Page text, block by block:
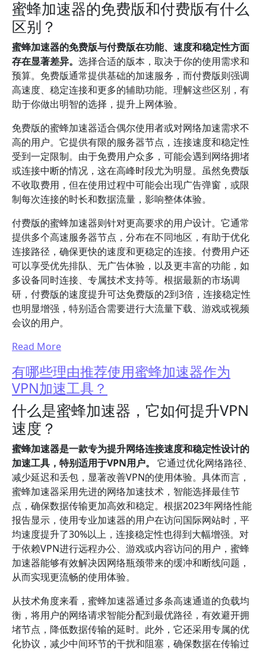
蜜蜂加速器的免费版和付费版有什么
区别？
蜜蜂加速器的免费版与付费版在功能、速度和稳定性方面
存在显著差异。 选择合适的版本，取决于你的使用需求和
预算。免费版通常提供基础的加速服务，而付费版则强调
高速度、稳定连接和更多的辅助功能。理解这些区别，有
助于你做出明智的选择，提升上网体验。
免费版的蜜蜂加速器适合偶尔使用者或对网络加速需求不
高的用户。它提供有限的服务器节点，连接速度和稳定性
受到一定限制。由于免费用户众多，可能会遇到网络拥堵
或连接中断的情况，这在高峰时段尤为明显。虽然免费版
不收取费用，但在使用过程中可能会出现广告弹窗，或限
制每次连接的时长和数据流量，影响整体体验。
付费版的蜜蜂加速器则针对更高要求的用户设计。它通常
提供多个高速服务器节点，分布在不同地区，有助于优化
连接路径，确保更快的速度和更稳定的连接。付费用户还
可以享受优先排队、无广告体验，以及更丰富的功能，如
多设备同时连接、专属技术支持等。根据最新的市场调
研，付费版的速度提升可达免费版的2到3倍，连接稳定性
也明显增强，特别适合需要进行大流量下载、游戏或视频
会议的用户。
Read More
有哪些理由推荐使用蜜蜂加速器作为
VPN加速工具？
什么是蜜蜂加速器，它如何提升VPN
速度？
蜜蜂加速器是一款专为提升网络连接速度和稳定性设计的
加速工具，特别适用于VPN用户。
它通过优化网络路径、
减少延迟和丢包，显著改善VPN的使用体验。具体而言，
蜜蜂加速器采用先进的网络加速技术，智能选择最佳节
点，确保数据传输更加高效和稳定。根据2023年网络性能
报告显示，使用专业加速器的用户在访问国际网站时，平
均速度提升了30%以上，连接稳定性也得到大幅增强。对
于依赖VPN进行远程办公、游戏或内容访问的用户，蜜蜂
加速器能够有效解决因网络瓶颈带来的缓冲和断线问题，
从而实现更流畅的使用体验。
从技术角度来看，蜜蜂加速器通过多条高速通道的负载均
衡，将用户的网络请求智能分配到最优路径，有效避开拥
堵节点，降低数据传输的延时。此外，它还采用专属的优
化协议，减少中间环节的干扰和阻塞，确保数据在传输过